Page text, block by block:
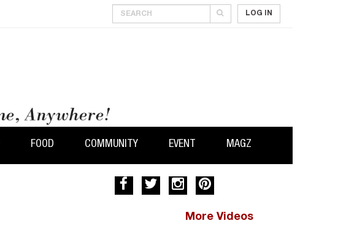
LOG IN
FOOD COMMUNITY EVENT MAGZ
More Videos